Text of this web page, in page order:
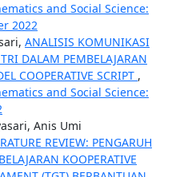
and Social Science:
2022
ANALISIS KOMUNIKASI
DALAM PEMBELAJARAN
COOPERATIVE SCRIPT ,
and Social Science:
Anis Umi
REVIEW: PENGARUH
KOOPERATIVE